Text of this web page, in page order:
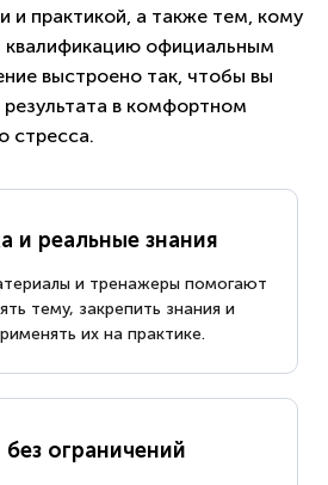
и практикой, а также тем, кому
квалификацию официальным
выстроено так, чтобы вы
в комфортном
стресса.
и реальные знания
и тренажеры помогают
тему, закрепить знания и
их на практике.
ограничений